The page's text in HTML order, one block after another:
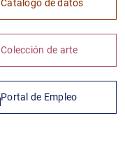
Catálogo de datos
Colección de arte
Portal de Empleo